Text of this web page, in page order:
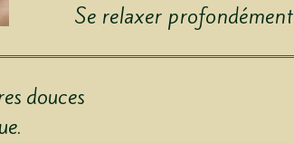
Se relaxer profondément
douces